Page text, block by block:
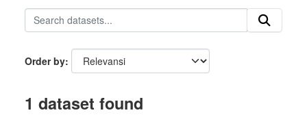
Order by
1 dataset found